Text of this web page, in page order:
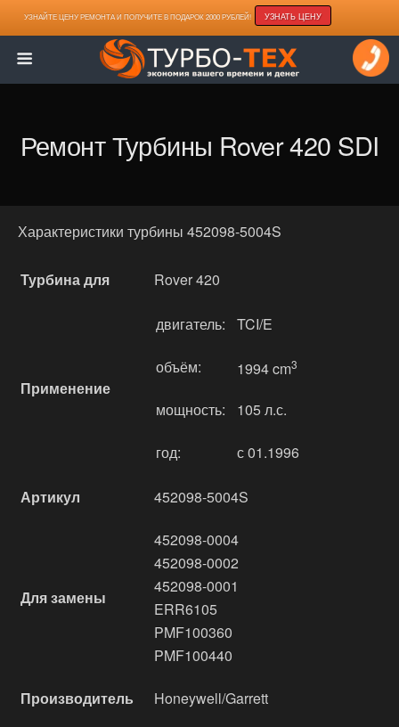
УЗНАЙТЕ ЦЕНУ РЕМОНТА И ПОЛУЧИТЕ В ПОДАРОК 2000 РУБЛЕЙ! УЗНАТЬ ЦЕНУ
Ремонт Турбины Rover 420 SDI
Характеристики турбины 452098-5004S
Турбина для Rover 420
Применение
двигатель: TCI/E
объём: 1994 cm3
мощность: 105 л.с.
год: с 01.1996
Артикул 452098-5004S
Для замены
452098-0004
452098-0002
452098-0001
ERR6105
PMF100360
PMF100440
Производитель Honeywell/Garrett